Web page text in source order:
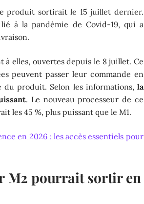
produit sortirait le 15 juillet dernier.
à la pandémie de Covid-19, qui a
à elles, ouvertes depuis le 8 juillet. Ce
peuvent passer leur commande en
produit. Selon les informations, la
. Le nouveau processeur de ce
les 45 %, plus puissant que le M1.
en 2026 : les accès essentiels pour
M2 pourrait sortir en